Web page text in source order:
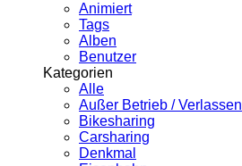
Animiert
Tags
Alben
Benutzer
Kategorien
Alle
Außer Betrieb / Verlassen
Bikesharing
Carsharing
Denkmal